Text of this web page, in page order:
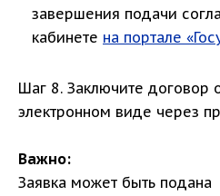
завершения подачи
кабинете на портале
Шаг 8. Заключите договор
электронном виде через
Важно:
Заявка может быть